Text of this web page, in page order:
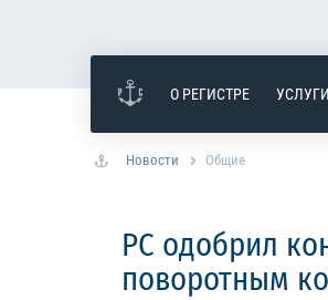
О РЕГИСТРЕ УСЛУГИ
Новости Общие
РС одобрил
поворотным